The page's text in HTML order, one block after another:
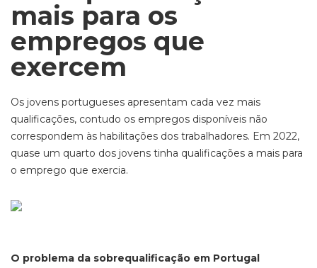
mais para os
empregos que
exercem
Os jovens portugueses apresentam cada vez mais
qualificações, contudo os empregos disponíveis não
correspondem às habilitações dos trabalhadores. Em 2022,
quase um quarto dos jovens tinha qualificações a mais para
o emprego que exercia.
O problema da sobrequalificação em Portugal